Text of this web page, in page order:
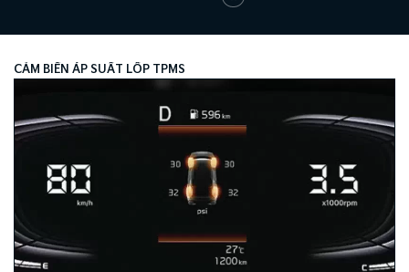
CẢM BIẾN ÁP SUẤT LỐP TPMS